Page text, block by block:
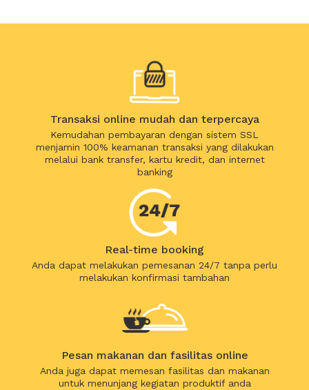
Transaksi online mudah dan terpercaya
Kemudahan pembayaran dengan sistem SSL
menjamin 100% keamanan transaksi yang dilakukan
melalui bank transfer, kartu kredit, dan internet
banking
Real-time booking
Anda dapat melakukan pemesanan 24/7 tanpa perlu
melakukan konfirmasi tambahan
Pesan makanan dan fasilitas online
Anda juga dapat memesan fasilitas dan makanan
untuk menunjang kegiatan produktif anda